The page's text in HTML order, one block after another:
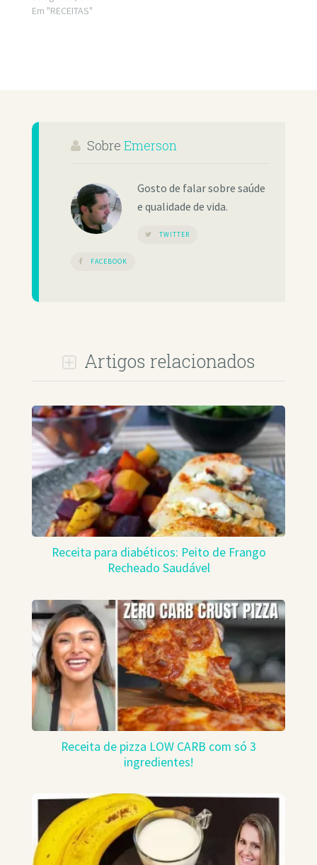
Em "RECEITAS"
Sobre Emerson
Gosto de falar sobre saúde
e qualidade de vida.
TWITTER
FACEBOOK
Artigos relacionados
Receita para diabéticos: Peito de Frango
Recheado Saudável
Receita de pizza LOW CARB com só 3
ingredientes!